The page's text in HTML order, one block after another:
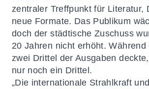
zentraler Treffpunkt für Literatur,
neue Formate. Das Publikum
doch der städtische Zuschuss
20 Jahren nicht erhöht. Während
zwei Drittel der Ausgaben
nur noch ein Drittel.
„Die internationale Strahlkraft